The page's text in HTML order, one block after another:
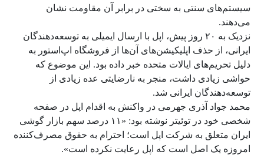
سیستم‌های سنتی به سختی در برابر آن مقاومت نشان
می‌دهند.
نزدیک به ۲۰ روز پیش، اپل با ارسال ایمیلی به توسعه‌دهندگان
ایرانی، از حذف اپلیکیشن‌های آن‌ها از فروشگاه اپ‌استور به
دلیل تحریم‌های ایالات متحده خبر داده بود. این موضوع که
حواشی زیادی داشت، منجر به نارضایتی عده‌ زیادی از
توسعه‌دهندگان ایرانی شد.
محمد جواد آذری جهرمی در واکنش به اقدام اپل در صفحه
شخصی خود در توئیتر نوشته بود: «۱۱ درصد سهم بازار گوشی
ایران متعلق به شرکت اپل است؛ احترام به حقوق مصرف‌کننده
امروزه یک اصل است که اپل رعایت نکرده است».